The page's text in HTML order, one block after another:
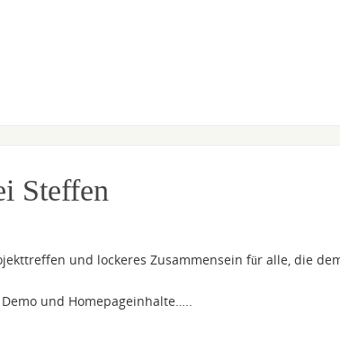
Steffen
und lockeres Zusammensein für alle, die
und Homepageinhalte…..